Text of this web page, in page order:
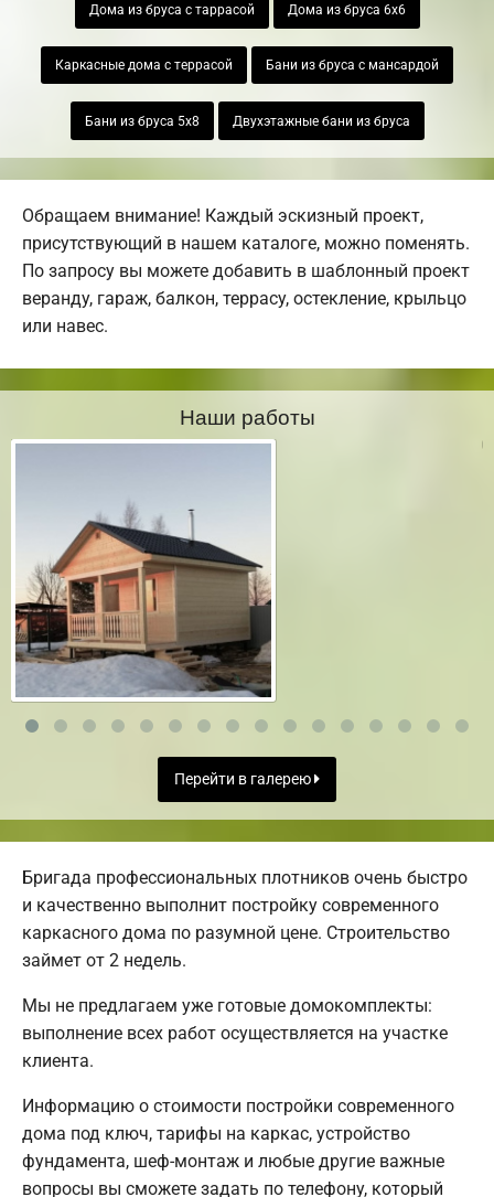
Дома из бруса с таррасой Дома из бруса 6х6
Каркасные дома с террасой Бани из бруса с мансардой
Бани из бруса 5х8 Двухэтажные бани из бруса
Обращаем внимание! Каждый эскизный проект,
присутствующий в нашем каталоге, можно поменять.
По запросу вы можете добавить в шаблонный проект
веранду, гараж, балкон, террасу, остекление, крыльцо
или навес.
Наши работы
Перейти в галерею
Бригада профессиональных плотников очень быстро
и качественно выполнит постройку современного
каркасного дома по разумной цене. Строительство
займет от 2 недель.
Мы не предлагаем уже готовые домокомплекты:
выполнение всех работ осуществляется на участке
клиента.
Информацию о стоимости постройки современного
дома под ключ, тарифы на каркас, устройство
фундамента, шеф-монтаж и любые другие важные
вопросы вы сможете задать по телефону, который